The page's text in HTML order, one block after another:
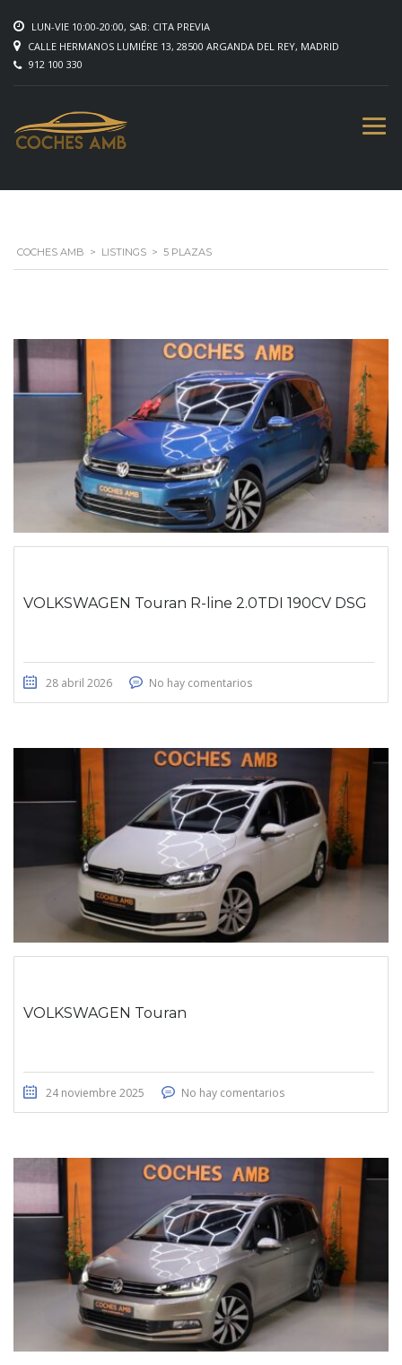
LUN-VIE 10:00-20:00, SAB: CITA PREVIA
CALLE HERMANOS LUMIÉRE 13, 28500 ARGANDA DEL REY, MADRID
912 100 330
COCHES AMB > LISTINGS > 5 PLAZAS
VOLKSWAGEN Touran R-line 2.0TDI 190CV DSG
28 abril 2026 No hay comentarios
VOLKSWAGEN Touran
24 noviembre 2025 No hay comentarios